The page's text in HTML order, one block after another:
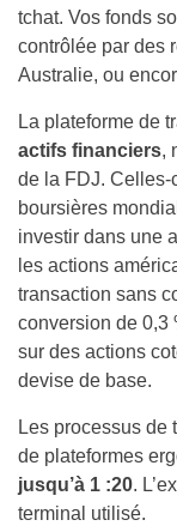
tchat. Vos fonds
contrôlée par des
Australie, ou
La plateforme de
actifs financiers,
de la FDJ. Celles-
boursières
investir dans une
les actions
transaction sans
conversion de 0,3
sur des actions
devise de base.
Les processus de
de plateformes
jusqu’à 1 :20.
terminal utilisé.